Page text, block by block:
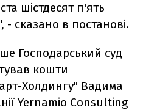
шістдесят п'ять
- сказано в постанові.
Господарський суд
кошти
Холдингу" Вадима
Yernamio Consulting